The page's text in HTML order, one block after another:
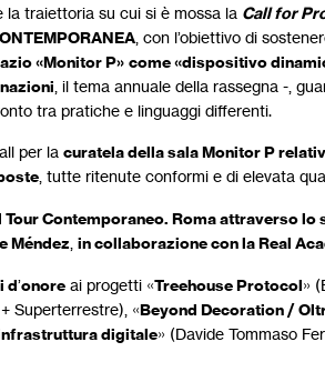
traiettoria su cui si è mossa la Call for
, con l’obiettivo di
«Monitor P» come «dispositivo
, il tema annuale della rassegna -,
tra pratiche e linguaggi differenti.
per la curatela della sala Monitor P
, tutte ritenute conformi e di elevata
Contemporaneo. Roma attraverso lo
Méndez in collaborazione con la Real
d’onore ai progetti «Treehouse Protocol»
Superterrestre), «Beyond Decoration /
digitale» (Davide Tommaso